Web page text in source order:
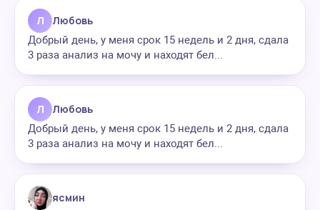
Л Любовь
Добрый день, у меня срок 15 недель и 2 дня, сдала
3 раза анализ на мочу и находят бел...
Л Любовь
Добрый день, у меня срок 15 недель и 2 дня, сдала
3 раза анализ на мочу и находят бел...
ясмин